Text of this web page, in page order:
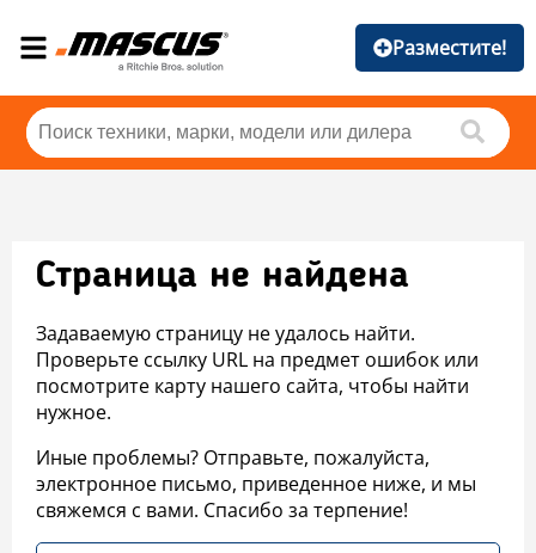
Разместите!
Страница не найдена
Задаваемую страницу не удалось найти.
Проверьте ссылку URL на предмет ошибок или
посмотрите карту нашего сайта, чтобы найти
нужное.
Иные проблемы? Отправьте, пожалуйста,
электронное письмо, приведенное ниже, и мы
свяжемся с вами. Спасибо за терпение!